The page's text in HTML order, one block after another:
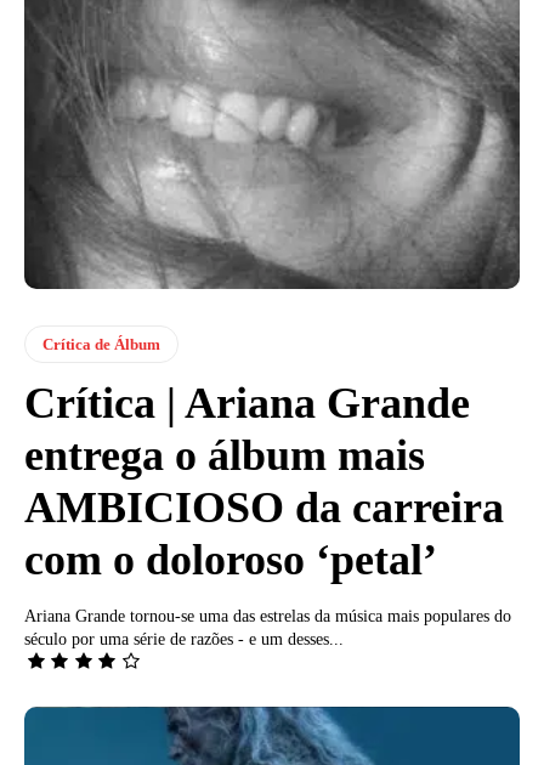
Crítica de Álbum
Crítica | Ariana Grande
entrega o álbum mais
AMBICIOSO da carreira
com o doloroso ‘petal’
Ariana Grande tornou-se uma das estrelas da música mais populares do
século por uma série de razões - e um desses...